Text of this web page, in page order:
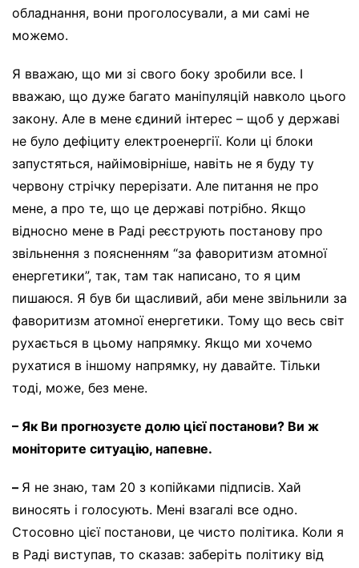
обладнання, вони проголосували, а ми самі не
можемо.
Я вважаю, що ми зі свого боку зробили все. І
вважаю, що дуже багато маніпуляцій навколо цього
закону. Але в мене єдиний інтерес – щоб у державі
не було дефіциту електроенергії. Коли ці блоки
запустяться, найімовірніше, навіть не я буду ту
червону стрічку перерізати. Але питання не про
мене, а про те, що це державі потрібно. Якщо
відносно мене в Раді реєструють постанову про
звільнення з поясненням “за фаворитизм атомної
енергетики”, так, там так написано, то я цим
пишаюся. Я був би щасливий, аби мене звільнили за
фаворитизм атомної енергетики. Тому що весь світ
рухається в цьому напрямку. Якщо ми хочемо
рухатися в іншому напрямку, ну давайте. Тільки
тоді, може, без мене.
– Як Ви прогнозуєте долю цієї постанови? Ви ж
моніторите ситуацію, напевне.
– Я не знаю, там 20 з копійками підписів. Хай
виносять і голосують. Мені взагалі все одно.
Стосовно цієї постанови, це чисто політика. Коли я
в Раді виступав, то сказав: заберіть політику від